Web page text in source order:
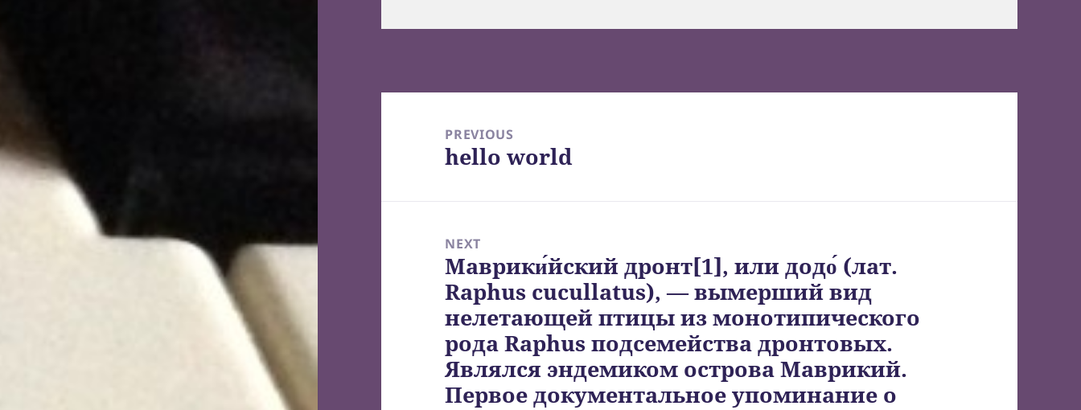
navigationPREVIOUS
Previous
hello world
NEXT
Next
post:
Маврики́йский дронт[1], или додо́ (лат.
Raphus cucullatus), — вымерший вид
нелетающей птицы из монотипического
рода Raphus подсемейства дронтовых.
Являлся эндемиком острова Маврикий.
Первое документальное упоминание о